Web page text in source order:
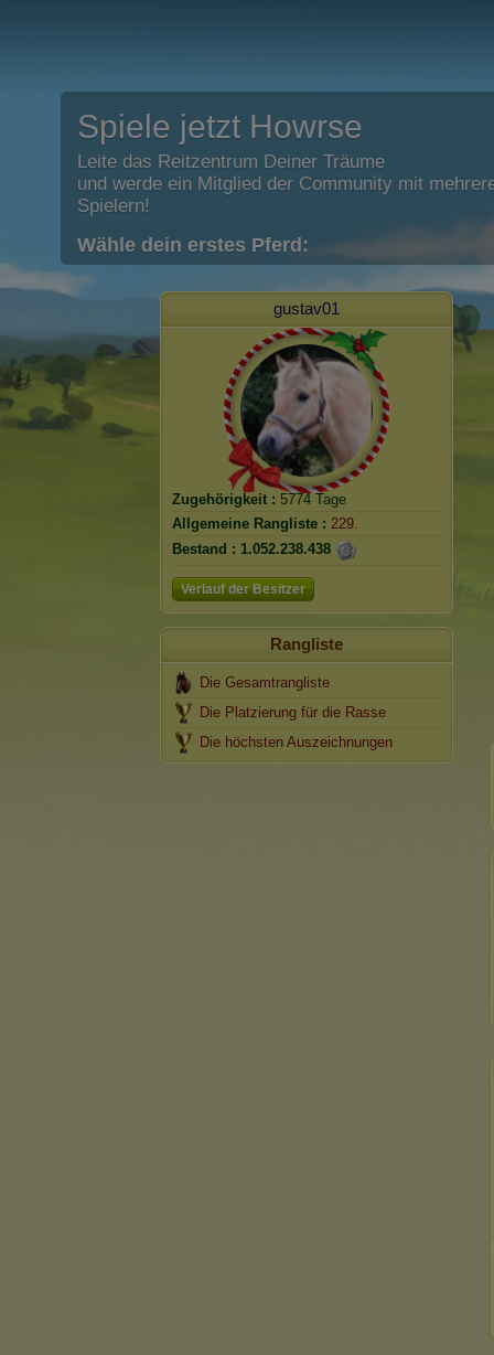
Spiele jetzt Howrse
Leite das Reitzentrum Deiner Träume
und werde ein Mitglied der Community mit
Spielern!
Wähle dein erstes Pferd:
gustav01
Zugehörigkeit : 5774 Tage
Allgemeine Rangliste : 229.
Bestand : 1.052.238.438
Verlauf der Besitzer
Rangliste
Die Gesamtrangliste
Die Platzierung für die Rasse
Die höchsten Auszeichnungen